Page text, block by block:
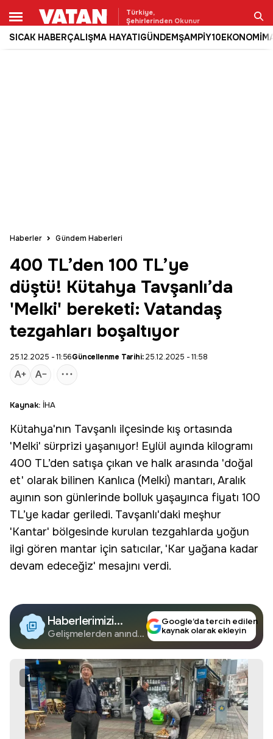
Türkiye,
Şehirlerinden Okunur
SICAK HABERÇALIŞMA HAYATIGÜNDEMŞAMPİY10EKONOMİ
Ara
Haberler Gündem Haberleri
400 TL’den 100 TL’ye
düştü! Kütahya Tavşanlı’da
'Melki' bereketi: Vatandaş
tezgahları boşaltıyor
25.12.2025 - 11:56Güncellenme Tarihi:25.12.2025 - 11:58
Kaynak: İHA
Kütahya'nın Tavşanlı ilçesinde kış ortasında
'Melki' sürprizi yaşanıyor! Eylül ayında kilogramı
400 TL’den satışa çıkan ve halk arasında 'doğal
et' olarak bilinen Kanlıca (Melki) mantarı, Aralık
ayının son günlerinde bolluk yaşayınca fiyatı 100
TL’ye kadar geriledi. Tavşanlı'daki meşhur
'Kantar' bölgesinde kurulan tezgahlarda yoğun
ilgi gören mantar için satıcılar, 'Kar yağana kadar
devam edeceğiz' mesajını verdi.
Haberlerimizi
Google'da Takip
Edin
Gelişmelerden anında
Google’da tercih edilen
kaynak olarak ekleyin
1